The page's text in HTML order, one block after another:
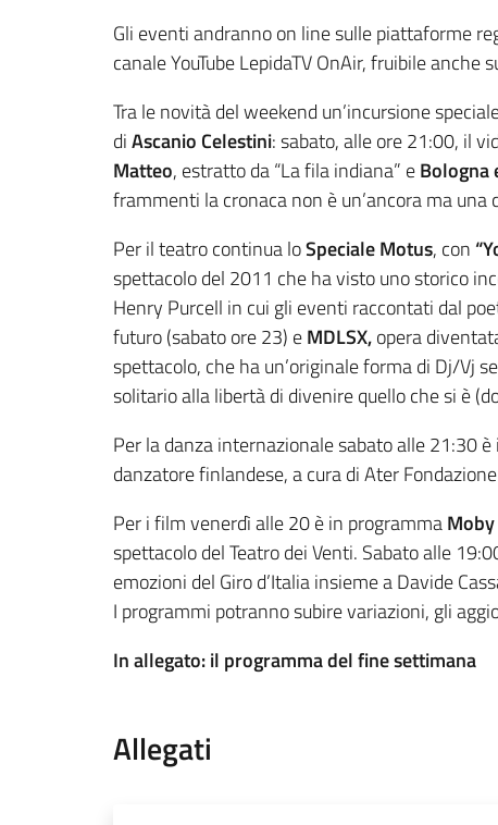
Gli eventi andranno on line sulle piattaforme
canale YouTube LepidaTV OnAir, fruibile anche
Tra le novità del weekend un’incursione
diAscanio Celestini: sabato, alle ore 21:00, il
Matteo, estratto da “La fila indiana” eBologna
frammenti la cronaca non è un’ancora ma una
Per il teatro continua loSpeciale Motus, con
spettacolo del 2011 che ha visto uno storico
Henry Purcell in cui gli eventi raccontati dal
futuro (sabato ore 23) eMDLSX,opera
spettacolo, che ha un’originale forma di Dj/Vj
solitario alla libertà di divenire quello che si è
Per la danza internazionale sabato alle 21:30
danzatore finlandese, a cura di Ater Fondazione
Per i film venerdì alle 20 è in programma
spettacolo del Teatro dei Venti. Sabato alle
emozioni del Giro d’Italia insieme a Davide
I programmi potranno subire variazioni, gli
In allegato: il programma del fine settimana
Allegati